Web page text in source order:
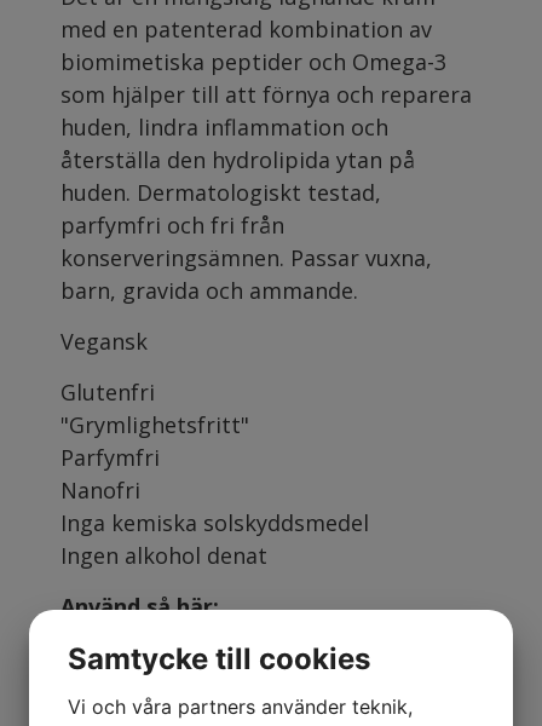
med en patenterad kombination av
biomimetiska peptider och Omega-3
som hjälper till att förnya och reparera
huden, lindra inflammation och
återställa den hydrolipida ytan på
huden. Dermatologiskt testad,
parfymfri och fri från
konserveringsämnen. Passar vuxna,
barn, gravida och ammande.
Vegansk
Glutenfri
"Grymlighetsfritt"
Parfymfri
Nanofri
Inga kemiska solskyddsmedel
Ingen alkohol denat
Använd så här:
Applicera Nexultra B på skadade
områden och massera lätta. Applicera
Samtycke till cookies
Vi och våra partners använder teknik,